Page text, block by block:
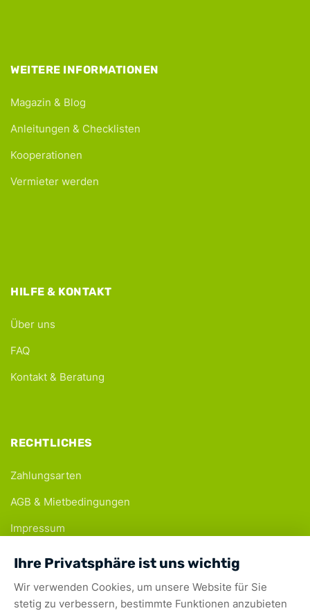
WEITERE INFORMATIONEN
Magazin & Blog
Anleitungen & Checklisten
Kooperationen
Vermieter werden
HILFE & KONTAKT
Über uns
FAQ
Kontakt & Beratung
RECHTLICHES
Zahlungsarten
AGB & Mietbedingungen
Impressum
Datenschutz
Sichere Zahlungsarten:
Ihre Privatsphäre ist uns wichtig
Wir verwenden Cookies, um unsere Website für Sie
stetig zu verbessern, bestimmte Funktionen anzubieten